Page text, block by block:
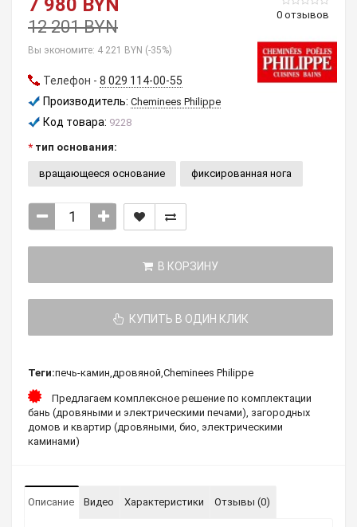
0 отзывов
7 980 BYN
12 201 BYN
Вы экономите: 4 221 BYN (-35%)
Телефон - 8 029 114-00-55
Производитель: Cheminees Philippe
Код товара: 9228
тип основания:
вращающееся основание фиксированная нога
В КОРЗИНУ
КУПИТЬ В ОДИН КЛИК
Теги:печь-камин,дровяной,Cheminees Philippe
Предлагаем комплексное решение по комплектации
бань (дровяными и электрическими печами), загородных
домов и квартир (дровяными, био, электрическими
каминами)
Описание Видео Характеристики Отзывы (0)